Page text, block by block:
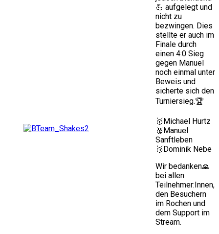
💪 aufgelegt und
nicht zu
bezwingen. Dies
stellte er auch im
Finale durch
einen 4:0 Sieg
gegen Manuel
noch einmal unter
Beweis und
sicherte sich den
Turniersieg.🏆
🥇Michael Hurtz
🥈Manuel
Sanftleben
🥉Dominik Nebe
Wir bedanken🙏
bei allen
Teilnehmer:Innen,
den Besuchern
im Rochen und
dem Support im
Stream.